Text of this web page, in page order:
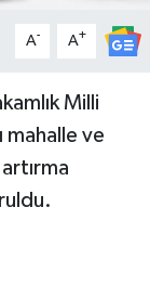
A- A+
Milli
mahalle ve